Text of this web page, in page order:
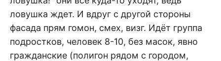
ловушка ждет. И вдруг с другой стороны
фасада прям гомон, смех, визг. Идёт группа
подростков, человек 8-10, без масок, явно
гражданские (полигон рядом с городом,